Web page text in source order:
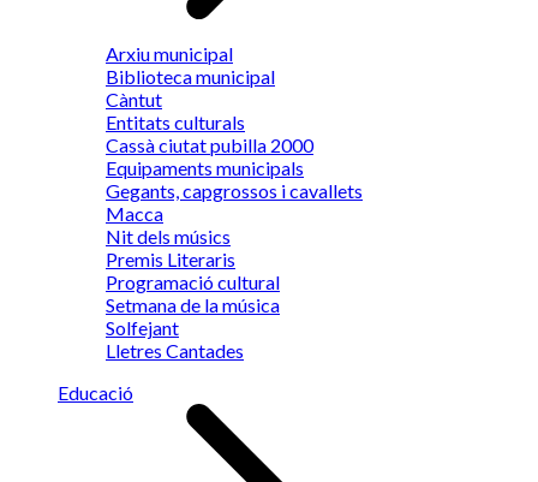
Arxiu municipal
Biblioteca municipal
Càntut
Entitats culturals
Cassà ciutat pubilla 2000
Equipaments municipals
Gegants, capgrossos i cavallets
Macca
Nit dels músics
Premis Literaris
Programació cultural
Setmana de la música
Solfejant
Lletres Cantades
Educació